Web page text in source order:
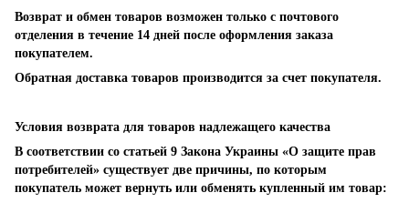
Возврат и обмен товаров возможен только с почтового
отделения в течение 14 дней после оформления заказа
покупателем.
Обратная доставка товаров производится за счет покупателя.
Условия возврата для товаров надлежащего качества
В соответствии со статьей 9 Закона Украины «О защите прав
потребителей» существует две причины, по которым
покупатель может вернуть или обменять купленный им товар: